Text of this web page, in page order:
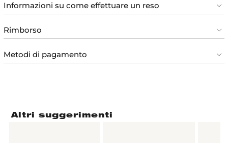
Informazioni su come effettuare un reso
Rimborso
Metodi di pagamento
Altri suggerimenti